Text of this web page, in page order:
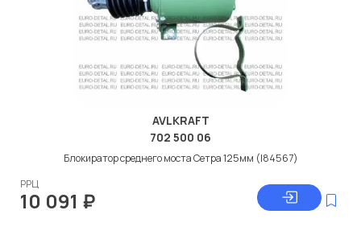
AVLKRAFT
702 500 06
Блокиратор среднего моста Сетра 125мм (I84567)
РРЦ
10 091 ₽